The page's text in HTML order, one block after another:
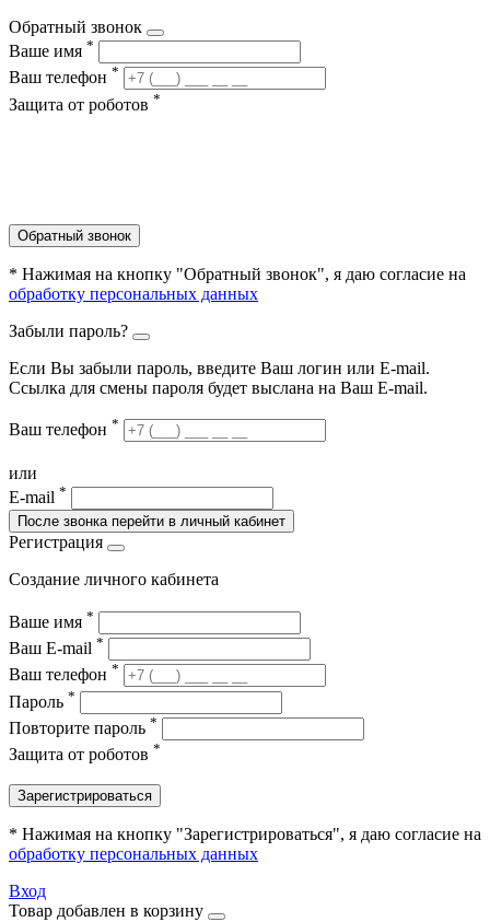
Обратный звонок
Ваше имя *
Ваш телефон *
Защита от роботов *
Обратный звонок
* Нажимая на кнопку "Обратный звонок", я даю согласие на
обработку персональных данных
Забыли пароль?
Если Вы забыли пароль, введите Ваш логин или Е-mail.
Ссылка для смены пароля будет выслана на Ваш E-mail.
Ваш телефон *
или
E-mail *
После звонка перейти в личный кабинет
Регистрация
Создание личного кабинета
Ваше имя *
Ваш E-mail *
Ваш телефон *
Пароль *
Повторите пароль *
Защита от роботов *
Зарегистрироваться
* Нажимая на кнопку "Зарегистрироваться", я даю согласие на
обработку персональных данных
Вход
Товар добавлен в корзину